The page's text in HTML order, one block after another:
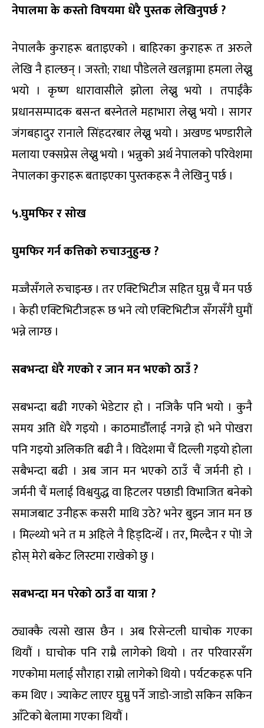
नेपालमा के कस्तो विषयमा धेरै पुस्तक लेखिनुपर्छ ?
नेपालकै कुराहरू बताइएको । बाहिरका कुराहरू त अरुले
लेखि नै हाल्छन् । जस्तो; राधा पौडेलले खलङ्गामा हमला लेख्नु
भयो । कृष्ण धारावासीले झोला लेख्नु भयो । तपाईंकै
प्रधानसम्पादक बसन्त बस्नेतले महाभारा लेख्नु भयो । सागर
जंगबहादुर रानाले सिंहदरबार लेख्नु भयो । अखण्ड भण्डारीले
मलाया एक्सप्रेस लेख्नु भयो । भन्नुको अर्थ नेपालको परिवेशमा
नेपालका कुराहरू बताइएका पुस्तकहरू नै लेखिनु पर्छ ।
५.घुमफिर र सोख
घुमफिर गर्न कत्तिको रुचाउनुहुन्छ ?
मज्जैसँगले रुचाइन्छ । तर एक्टिभिटीज सहित घुम्न चैं मन पर्छ
। केही एक्टिभिटीजहरू छ भने त्यो एक्टिभिटीज सँगसँगै घुमौं
भन्ने लाग्छ ।
सबभन्दा धेरै गएको र जान मन भएको ठाउँ ?
सबभन्दा बढी गएको भेडेटार हो । नजिकै पनि भयो । कुनै
समय अति धेरै गइयो । काठमाडौँलाई नगन्ने हो भने पोखरा
पनि गइयो अलिकति बढी नै । विदेशमा चैं दिल्ली गइयो होला
सबैभन्दा बढी । अब जान मन भएको ठाउँ चैं जर्मनी हो ।
जर्मनी चैं मलाई विश्वयुद्ध वा हिटलर पछाडी विभाजित बनेको
समाजबाट उनीहरू कसरी माथि उठे? भनेर बुझ्न जान मन छ
। मिल्थ्यो भने त म अहिले नै हिड्दिन्थेँ । तर, मिल्दैन र पो! जे
होस् मेरो बकेट लिस्टमा राखेको छु ।
सबभन्दा मन परेको ठाउँ वा यात्रा ?
ठ्याक्कै त्यसो खास छैन । अब रिसेन्टली घाचोक गएका
थियौं । घाचोक पनि राम्रै लागेको थियो । तर परिवारसँग
गएकोमा मलाई सौराहा राम्रो लागेको थियो । पर्यटकहरू पनि
कम थिए । ज्याकेट लाएर घुम्नु पर्ने जाडो-जाडो सकिन सकिन
आँटेको बेलामा गएका थियौं ।